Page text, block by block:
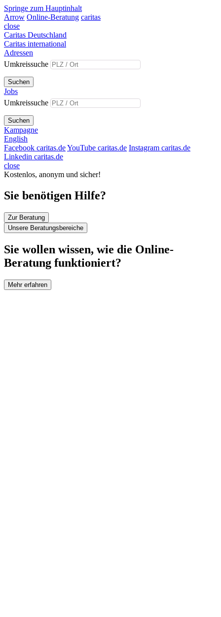
Springe zum Hauptinhalt
Arrow Online-Beratung caritas
close
Caritas Deutschland
Caritas international
Adressen
Umkreissuche
Suchen
Jobs
Umkreissuche
Suchen
Kampagne
English
Facebook caritas.deYouTube caritas.de Instagram caritas.de
Linkedin caritas.de
close
Kostenlos, anonym und sicher!
Sie benötigen Hilfe?
Zur Beratung
Unsere Beratungsbereiche
Sie wollen wissen, wie die Online-
Beratung funktioniert?
Mehr erfahren